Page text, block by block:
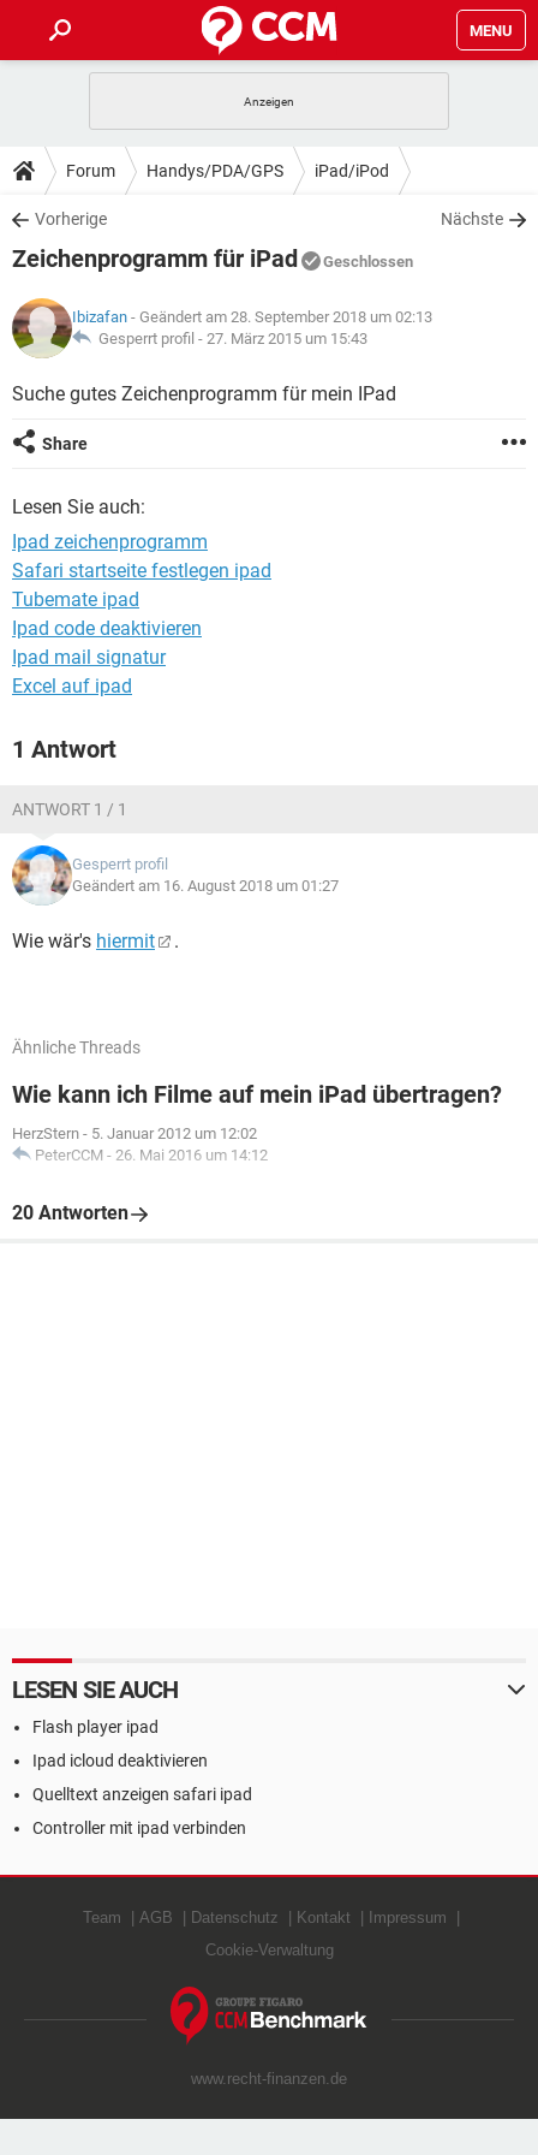
MENU
ANDROID IOS
WINDOWS 10
WHATSAPP TIKTOK
FACEBOOK
TIPPS & TRICKS
SPIELE STREAMING
WHATSAPP TIKTOK
FACEBOOK
DOWNLOADS
SPIELE STREAMING
ANDROID
WINDOWS 10 INSTAGRAM
WHATSAPP TIKTOK
SPIELE STREAMING
ANDROID
WINDOWS 10 INSTAGRAM
WHATSAPP
LEXIKON
SPIELE STREAMING
WHATSAPP
FACEBOOK
Forum Handys/PDA/GPS iPad/iPod
Vorherige Nächste
Zeichenprogramm für iPad Geschlossen
Ibizafan - Geändert am 28. September 2018 um 02:13
Gesperrt profil - 27. März 2015 um 15:43
Suche gutes Zeichenprogramm für mein IPad
Share
Lesen Sie auch:
Ipad zeichenprogramm
Safari startseite festlegen ipad
Tubemate ipad
Ipad code deaktivieren
Ipad mail signatur
Excel auf ipad
1 Antwort
ANTWORT 1 / 1
Gesperrt profil
Geändert am 16. August 2018 um 01:27
Wie wär's hiermit .
Ähnliche Threads
Wie kann ich Filme auf mein iPad übertragen?
HerzStern - 5. Januar 2012 um 12:02
PeterCCM - 26. Mai 2016 um 14:12
20 Antworten
LESEN SIE AUCH
Flash player ipad
Ipad icloud deaktivieren
Quelltext anzeigen safari ipad
Controller mit ipad verbinden
Team AGB Datenschutz Kontakt
Impressum
Cookie-Verwaltung
www.recht-finanzen.de